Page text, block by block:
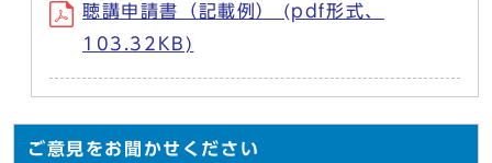
聴講申請書（記載例） (pdf形式、
103.32KB)
ご意見をお聞かせください